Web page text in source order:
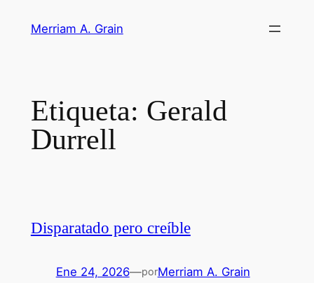
Merriam A. Grain
Etiqueta: Gerald
Durrell
Disparatado pero creíble
Ene 24, 2026—porMerriam A. Grain